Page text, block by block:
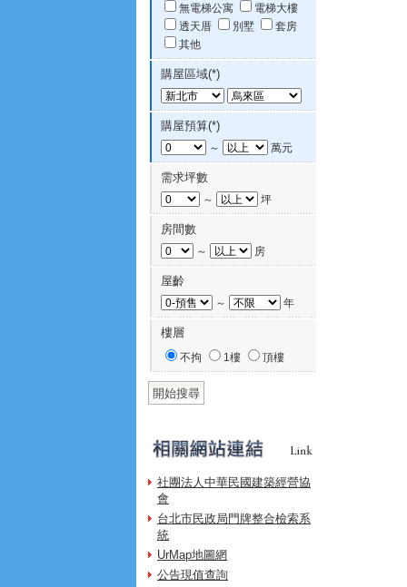
無電梯公寓
電梯大樓
透天厝
別墅
套房
其他
購屋區域(*)
購屋預算(*)
～ 萬元
需求坪數
～ 坪
房間數
～ 房
屋齡
～ 年
樓層
不拘 1樓 頂樓
社團法人中華民國建築經營協
會
台北市民政局門牌整合檢索系
統
UrMap地圖網
公告現值查詢